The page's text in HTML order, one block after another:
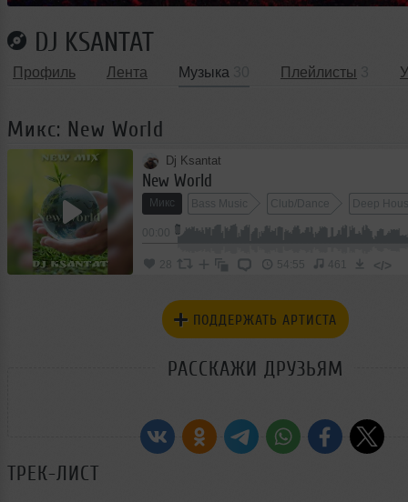
DJ KSANTAT
Профиль Лента Музыка Плейлисты
Микс: New World
Dj Ksantat
New World
Микс Bass Music Club/Dance Deep
28 54:55 461 </>
ПОДДЕРЖАТЬ АРТИСТА
РАССКАЖИ ДРУЗЬЯМ
ТРЕК-ЛИСТ